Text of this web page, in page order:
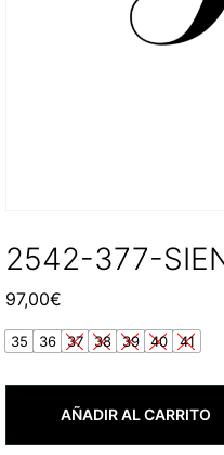
2542-377-
97,00€
35 36 37 38 39 40 41
AÑADIR AL CARRITO